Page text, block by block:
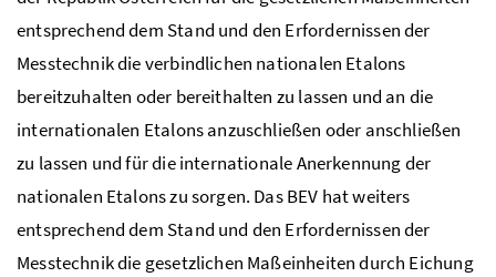
entsprechend dem Stand und den Erfordernissen der
Messtechnik die verbindlichen nationalen Etalons
bereitzuhalten oder bereithalten zu lassen und an die
internationalen Etalons anzuschließen oder anschließen
zu lassen und für die internationale Anerkennung der
nationalen Etalons zu sorgen. Das BEV hat weiters
entsprechend dem Stand und den Erfordernissen der
Messtechnik die gesetzlichen Maßeinheiten durch Eichung